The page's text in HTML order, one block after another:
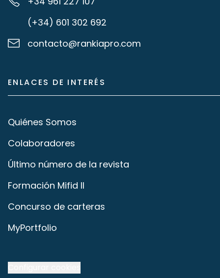
(+34) 601 302 692
contacto@rankiapro.com
ENLACES DE INTERÉS
Quiénes Somos
Colaboradores
Último número de la revista
Formación Mifid II
Concurso de carteras
MyPortfolio